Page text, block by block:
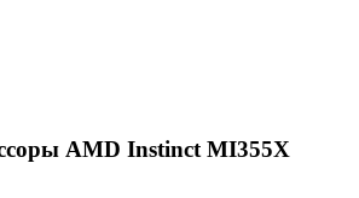
AMD Instinct MI355X